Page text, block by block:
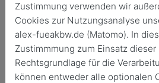
Login
Keine
Zustimmung verwenden wir
Cookies zur Nutzungsanalyse
alex-fueakbw.de (Matomo). In
Zustimmmung zum Einsatz
Rechtsgrundlage für die
können entweder alle optionalen